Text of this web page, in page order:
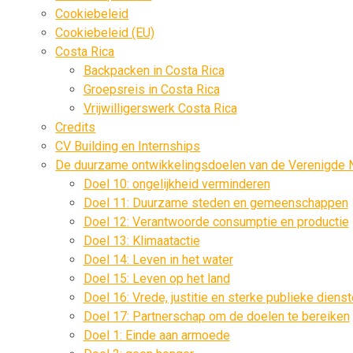
Cookiebeleid
Cookiebeleid (EU)
Costa Rica
Backpacken in Costa Rica
Groepsreis in Costa Rica
Vrijwilligerswerk Costa Rica
Credits
CV Building en Internships
De duurzame ontwikkelingsdoelen van de Verenigde
Doel 10: ongelijkheid verminderen
Doel 11: Duurzame steden en gemeenschappen
Doel 12: Verantwoorde consumptie en productie
Doel 13: Klimaatactie
Doel 14: Leven in het water
Doel 15: Leven op het land
Doel 16: Vrede, justitie en sterke publieke
Doel 17: Partnerschap om de doelen te bereiken
Doel 1: Einde aan armoede